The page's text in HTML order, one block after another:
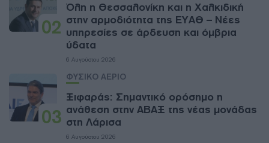
02
Όλη η Θεσσαλονίκη και η Χαλκιδική
στην αρμοδιότητα της ΕΥΑΘ – Νέες
υπηρεσίες σε άρδευση και όμβρια
ύδατα
6 Αυγούστου 2026
03
ΦΥΣΙΚΟ ΑΕΡΙΟ
Ξιφαράς: Σημαντικό ορόσημο η
ανάθεση στην ΑΒΑΞ της νέας μονάδας
στη Λάρισα
6 Αυγούστου 2026